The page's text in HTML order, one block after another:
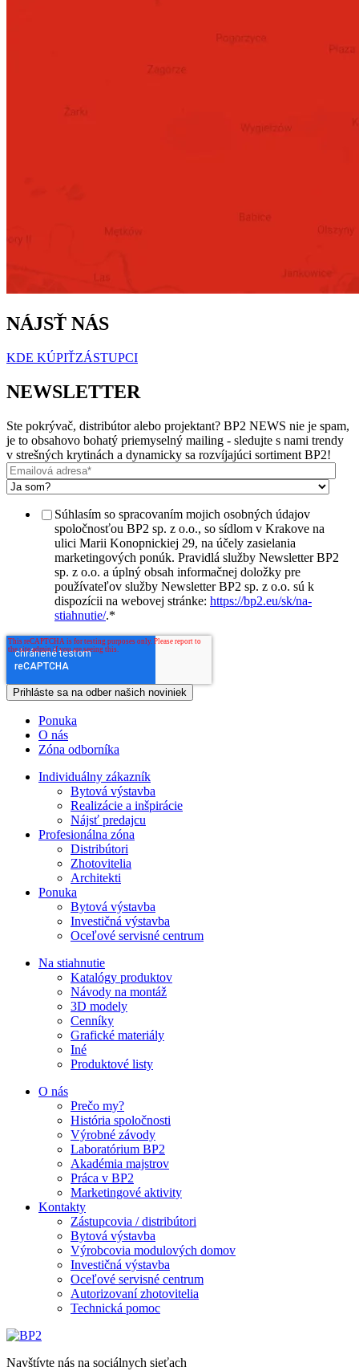
NÁJSŤ NÁS
KDE KÚPIŤZÁSTUPCI
NEWSLETTER
Ste pokrývač, distribútor alebo projektant? BP2 NEWS nie je spam,
je to obsahovo bohatý priemyselný mailing - sledujte s nami trendy
v strešných krytinách a dynamicky sa rozvíjajúci sortiment BP2!
Súhlasím so spracovaním mojich osobných údajov
spoločnosťou BP2 sp. z o.o., so sídlom v Krakove na
ulici Marii Konopnickiej 29, na účely zasielania
marketingových ponúk. Pravidlá služby Newsletter BP2
sp. z o.o. a úplný obsah informačnej doložky pre
používateľov služby Newsletter BP2 sp. z o.o. sú k
dispozícii na webovej stránke: https://bp2.eu/sk/na-
stiahnutie/.*
Ponuka
O nás
Zóna odborníka
Individuálny zákazník
Bytová výstavba
Realizácie a inšpirácie
Nájsť predajcu
Profesionálna zóna
Distribútori
Zhotovitelia
Architekti
Ponuka
Bytová výstavba
Investičná výstavba
Oceľové servisné centrum
Na stiahnutie
Katalógy produktov
Návody na montáž
3D modely
Cenníky
Grafické materiály
Iné
Produktové listy
O nás
Prečo my?
História spoločnosti
Výrobné závody
Laboratórium BP2
Akadémia majstrov
Práca v BP2
Marketingové aktivity
Kontakty
Zástupcovia / distribútori
Bytová výstavba
Výrobcovia modulových domov
Investičná výstavba
Oceľové servisné centrum
Autorizovaní zhotovitelia
Technická pomoc
Navštívte nás na sociálnych sieťach